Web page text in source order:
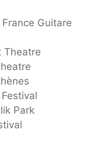
Guitare
Theatre
Park